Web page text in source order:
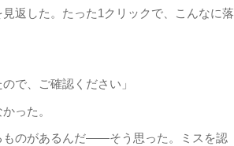
返した。たった1クリックで、こんなに落
で、ご確認ください」
った。
のがあるんだ――そう思った。ミスを認